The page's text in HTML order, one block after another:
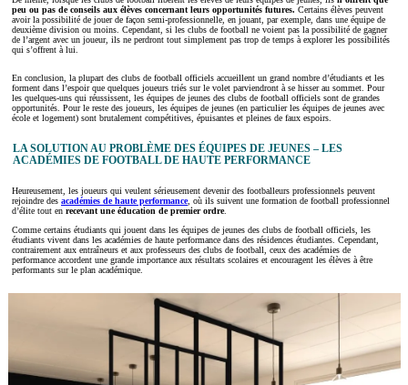
peu ou pas de conseils aux élèves concernant leurs opportunités futures. Certains élèves peuvent
avoir la possibilité de jouer de façon semi-professionnelle, en jouant, par exemple, dans une équipe de
deuxième division ou moins. Cependant, si les clubs de football ne voient pas la possibilité de gagner
de l’argent avec un joueur, ils ne perdront tout simplement pas trop de temps à explorer les possibilités
qui s’offrent à lui.
En conclusion, la plupart des clubs de football officiels accueillent un grand nombre d’étudiants et les
forment dans l’espoir que quelques joueurs triés sur le volet parviendront à se hisser au sommet. Pour
les quelques-uns qui réussissent, les équipes de jeunes des clubs de football officiels sont de grandes
opportunités. Pour le reste des joueurs, les équipes de jeunes (en particulier les équipes de jeunes avec
école et logement) sont brutalement compétitives, épuisantes et pleines de faux espoirs.
LA SOLUTION AU PROBLÈME DES ÉQUIPES DE JEUNES – LES
ACADÉMIES DE FOOTBALL DE HAUTE PERFORMANCE
Heureusement, les joueurs qui veulent sérieusement devenir des footballeurs professionnels peuvent
rejoindre des académies de haute performance, où ils suivent une formation de football professionnel
d’élite tout en recevant une éducation de premier ordre.
Comme certains étudiants qui jouent dans les équipes de jeunes des clubs de football officiels, les
étudiants vivent dans les académies de haute performance dans des résidences étudiantes. Cependant,
contrairement aux entraîneurs et aux professeurs des clubs de football, ceux des académies de
performance accordent une grande importance aux résultats scolaires et encouragent les élèves à être
performants sur le plan académique.